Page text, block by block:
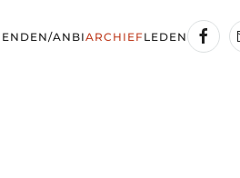
ANBIARCHIEFLEDEN